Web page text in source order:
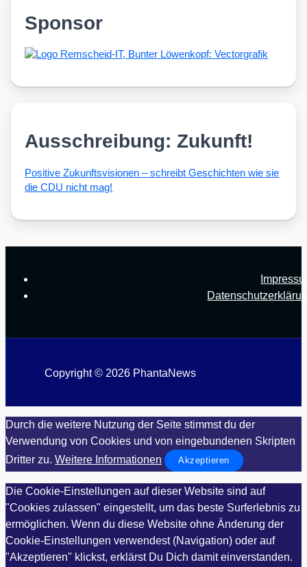
Sponsor
Ausschreibung: Zukunft!
Posi­ti­ve Zukunfts­vi­sio­nen – schreibt Geschich­ten wie sie
die CDU nicht mag!
Copyright © 2026 PhantaNews
Durch die weitere Nutzung der Seite stimmst du der
Verwendung von Cookies und von eingebundenen Skripten
Dritter zu. Weitere Informationen Akzeptieren
Die Cookie-Einstellungen auf dieser Website sind auf
"Cookies zulassen" eingestellt, um das beste Surferlebnis zu
ermöglichen. Wenn du diese Website ohne Änderung der
Cookie-Einstellungen verwendest (Navigation) oder auf
"Akzeptieren" klickst, erklärst Du Dich damit einverstanden.